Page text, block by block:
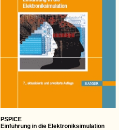
PSPICE
Einführung in die Elektroniksimulation